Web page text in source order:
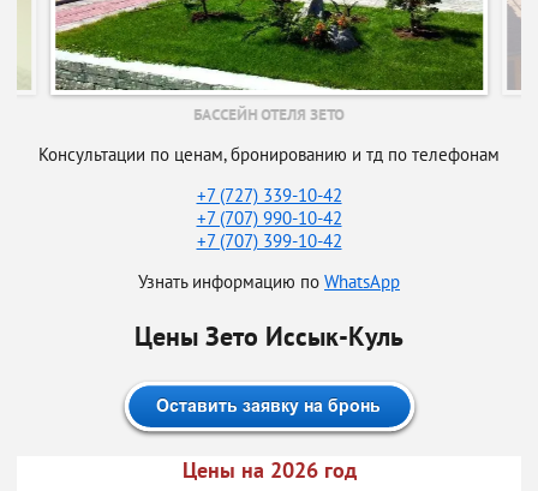
БАССЕЙН ОТЕЛЯ ЗЕТО
Консультации по ценам, бронированию и тд по телефонам
+7 (727) 339-10-42
+7 (707) 990-10-42
+7 (707) 399-10-42
Узнать информацию по WhatsApp
Цены Зето Иссык-Куль
Цены на 2026 год